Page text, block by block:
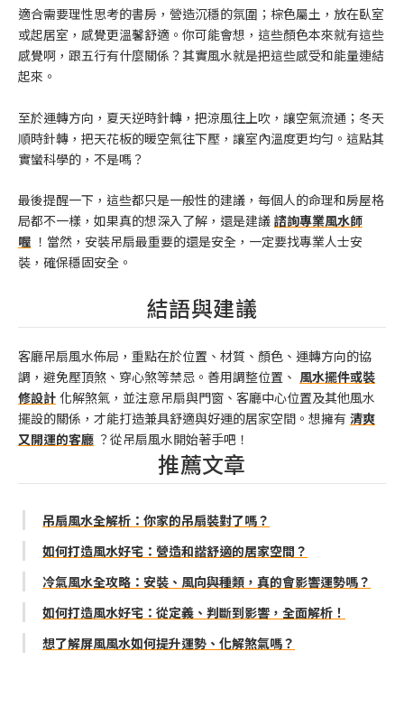
適合需要理性思考的書房，營造沉穩的氛圍；棕色屬土，放在臥室
或起居室，感覺更溫馨舒適。你可能會想，這些顏色本來就有這些
感覺啊，跟五行有什麼關係？其實風水就是把這些感受和能量連結
起來。
至於運轉方向，夏天逆時針轉，把涼風往上吹，讓空氣流通；冬天
順時針轉，把天花板的暖空氣往下壓，讓室內溫度更均勻。這點其
實蠻科學的，不是嗎？
最後提醒一下，這些都只是一般性的建議，每個人的命理和房屋格
局都不一樣，如果真的想深入了解，還是建議 諮詢專業風水師
喔 ！當然，安裝吊扇最重要的還是安全，一定要找專業人士安
裝，確保穩固安全。
結語與建議
客廳吊扇風水佈局，重點在於位置、材質、顏色、運轉方向的協
調，避免壓頂煞、穿心煞等禁忌。善用調整位置、 風水擺件或裝
修設計 化解煞氣，並注意吊扇與門窗、客廳中心位置及其他風水
擺設的關係，才能打造兼具舒適與好運的居家空間。想擁有 清爽
又開運的客廳 ？從吊扇風水開始著手吧！
推薦文章
吊扇風水全解析：你家的吊扇裝對了嗎？
如何打造風水好宅：營造和諧舒適的居家空間？
冷氣風水全攻略：安裝、風向與種類，真的會影響運勢嗎？
如何打造風水好宅：從定義、判斷到影響，全面解析！
想了解屏風風水如何提升運勢、化解煞氣嗎？